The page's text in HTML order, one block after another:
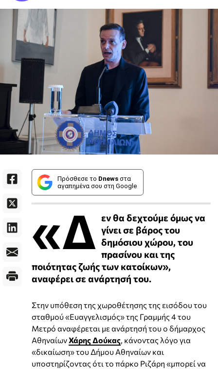
Πρόσθεσε το Dnews στα
αγαπημένα σου στη Google
«Δ εν θα δεχτούμε όμως να
γίνει σε βάρος του
δημόσιου χώρου, του
πρασίνου και της
ποιότητας ζωής των κατοίκων»,
αναφέρει σε ανάρτησή του.
Στην υπόθεση της χωροθέτησης της εισόδου του
σταθμού «Ευαγγελισμός» της Γραμμής 4 του
Μετρό αναφέρεται με ανάρτησή του ο δήμαρχος
ΑθηναίωνΧάρης Δούκας, κάνοντας λόγο για
«δικαίωση» του Δήμου Αθηναίων και
υποστηρίζοντας ότι το πάρκο Ριζάρη «μπορεί να